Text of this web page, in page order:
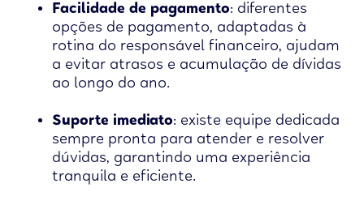
Facilidade de pagamento: diferentes
opções de pagamento, adaptadas à
rotina do responsável financeiro, ajudam
a evitar atrasos e acumulação de dívidas
ao longo do ano.
Suporte imediato: existe equipe dedicada
sempre pronta para atender e resolver
dúvidas, garantindo uma experiência
tranquila e eficiente.